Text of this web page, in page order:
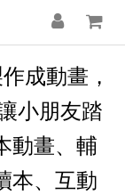
成動畫，
小朋友踏
動畫、輔
本、互動